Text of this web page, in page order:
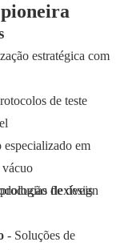
estratégica com
de teste
em
vácuo
flexíveis
de design
- Soluções de